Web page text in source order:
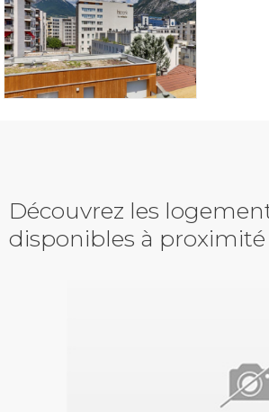
Découvrez les
disponibles à proximité